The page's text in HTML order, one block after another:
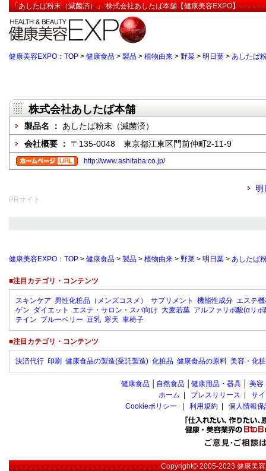
「あしたば粉末（滅菌済）」:株式会社あしたば本舗【健康美容EXPO】
健康美容EXPO：TOP > 健康食品 > 製品 > 植物由来 > 野菜 > 明日葉 > あしたば
株式会社あしたば本舗
製品名 ： あしたば粉末（滅菌済）
会社概要 ： 〒135-0048 東京都江東区門前仲町2-11-9
http://www.ashitaba.co.jp/
明
PRサイト
健康美容EXPO：TOP > 健康食品 > 製品 > 植物由来 > 野菜 > 明日葉 > あしたば
■注目カテゴリ・コンテンツ
スキンケア 男性化粧品（メンズコスメ） サプリメント 機能性成分 エステ
ゲン ダイエット エステ・サロン・スパ向け 大麦若葉 アルファリポ酸(αリポ
テイン ブルーベリー 豆乳 寒天 車椅子
■注目カテゴリ・コンテンツ
決済代行 印刷 健康食品の製造(受託製造) 化粧品 健康食品の原料 美容・化
健康食品 自然食品 健康用品・器具 美容
ホーム
プレスリリース
サ
Cookieポリシー
利用規約 個人情報
Copyright© 2005-2023健康美